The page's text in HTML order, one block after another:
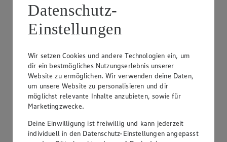
Datenschutz-
Einstellungen
Wir setzen Cookies und andere Technologien ein, um
dir ein bestmögliches Nutzungserlebnis unserer
Website zu ermöglichen. Wir verwenden deine Daten,
um unsere Website zu personalisieren und dir
möglichst relevante Inhalte anzubieten, sowie für
Marketingzwecke.
Deine Einwilligung ist freiwillig und kann jederzeit
individuell in den Datenschutz-Einstellungen angepasst